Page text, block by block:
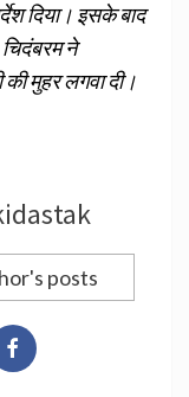
दिया। इसके बाद
ने
मुहर लगवा दी।
posts